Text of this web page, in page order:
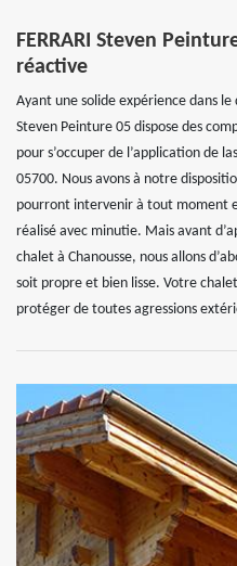
FERRARI Steven
réactive
Ayant une solide expérience dans
Steven Peinture 05 dispose des
pour s’occuper de l’application de
05700. Nous avons à notre
pourront intervenir à tout moment
réalisé avec minutie. Mais avant
chalet à Chanousse, nous allons
soit propre et bien lisse. Votre
protéger de toutes agressions